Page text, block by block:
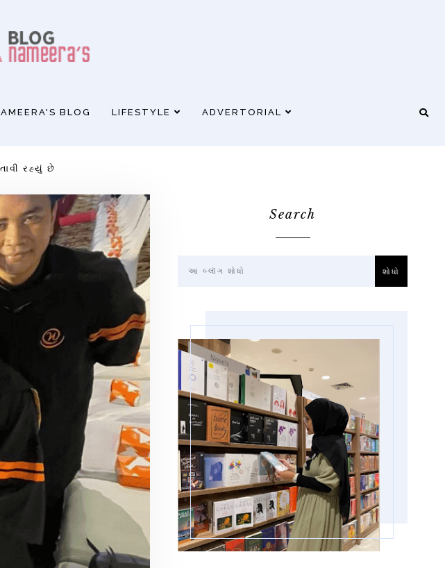
BLOG LIFESTYLE ADVERTORIAL
રહ્યું છે
Search